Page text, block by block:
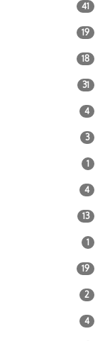
41
19
18
31
4
3
1
4
13
1
19
2
4